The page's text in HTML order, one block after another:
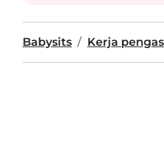
Babysits Kerja